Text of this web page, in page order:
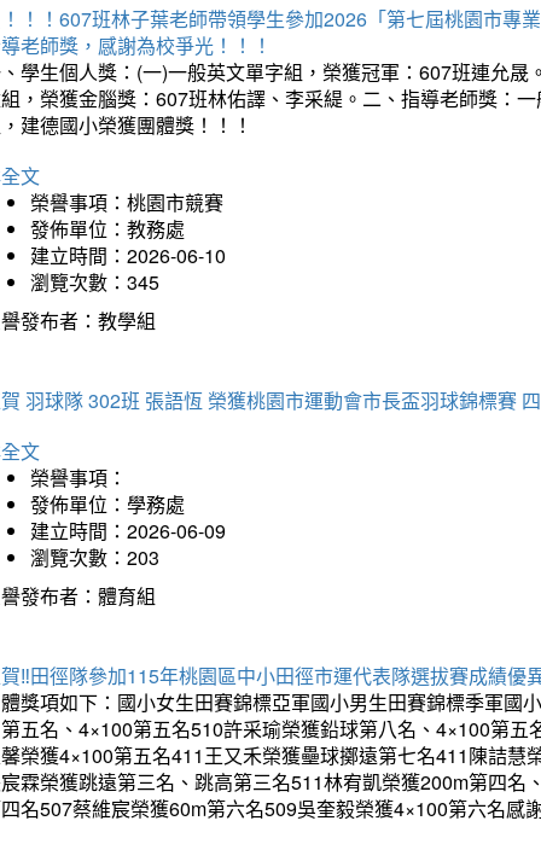
！！607班林子葉老師帶領學生參加2026「第七屆桃園市專
老師獎，感謝為校爭光！！！
學生個人獎：(一)一般英文單字組，榮獲冠軍：607班連允
，榮獲金腦獎：607班林佑譯、李采緹。二、指導老師獎：
建德國小榮獲團體獎！！！
文
榮譽事項：桃園市競賽
發佈單位：教務處
建立時間：2026-06-10
瀏覽次數：345
發布者：教學組
羽球隊 302班 張語恆 榮獲桃園市運動會市長盃羽球錦標賽
文
榮譽事項：
發佈單位：學務處
建立時間：2026-06-09
瀏覽次數：203
發布者：體育組
‼️田徑隊參加115年桃園區中小田徑市運代表隊選拔賽成績優
獎項如下：國小女生田賽錦標亞軍國小男生田賽錦標季軍國
五名、4×100第五名510許采瑜榮獲鉛球第八名、4×100第
榮獲4×100第五名411王又禾榮獲壘球擲遠第七名411陳詰
霖榮獲跳遠第三名、跳高第三名511林宥凱榮獲200m第四
名507蔡維宸榮獲60m第六名509吳奎毅榮獲4×100第六名